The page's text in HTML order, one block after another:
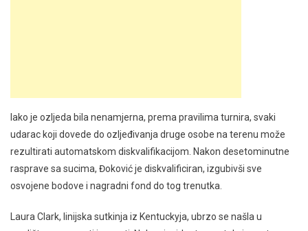
Iako je ozljeda bila nenamjerna, prema pravilima turnira, svaki
udarac koji dovede do ozljeđivanja druge osobe na terenu može
rezultirati automatskom diskvalifikacijom. Nakon desetominutne
rasprave sa sucima, Đoković je diskvalificiran, izgubivši sve
osvojene bodove i nagradni fond do tog trenutka.
Laura Clark, linijska sutkinja iz Kentuckyja, ubrzo se našla u